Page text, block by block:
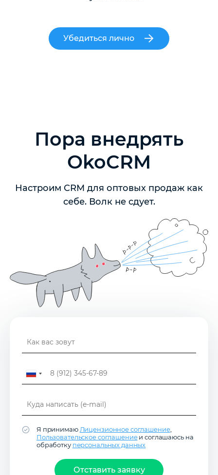
Убедиться лично
Пора внедрять
OkoCRM
Настроим CRM для оптовых продаж как
себе. Волк не сдует.
Я принимаю Лицензионное соглашение,
Пользовательское соглашениеи соглашаюсь на
обработку персональных данных
Отставить заявку